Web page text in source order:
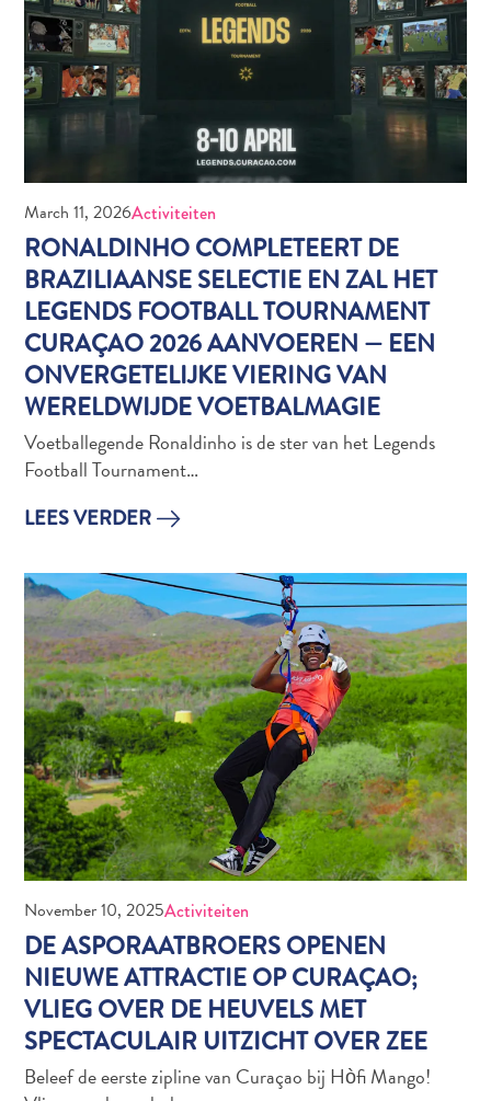
creatieve
Curaçao-
gids
Duiken
en
snorkelen
op
Waar
staat
Curaçao
om
bekend?
The
in
March 11, 2026Activiteiten
RONALDINHO COMPLETEERT DE
BRAZILIAANSE SELECTIE EN ZAL HET
LEGENDS FOOTBALL TOURNAMENT
CURAÇAO 2026 AANVOEREN — EEN
ONVERGETELIJKE VIERING VAN
WERELDWIJDE VOETBALMAGIE
Voetballegende Ronaldinho is de ster van het Legends
Football Tournament…
LEES VERDER
November 10, 2025Activiteiten
DE ASPORAATBROERS OPENEN
NIEUWE ATTRACTIE OP CURAÇAO;
VLIEG OVER DE HEUVELS MET
SPECTACULAIR UITZICHT OVER ZEE
Beleef de eerste zipline van Curaçao bij Hòfi Mango!